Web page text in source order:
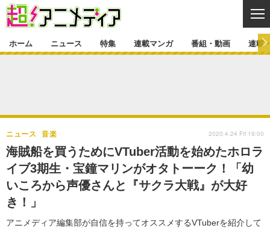
ゲーム・アプリ マンガ
グッズ イベント
声優 コスプレ
特集一覧 カバー
ラキりす
連載マンガ
連載マンガ一覧 連載一覧
番組・動画
番組・動画一覧 ラジオ
動画
連載・ブログ
連載・ブログ一覧 コラム
編集部ブログ・お知らせ
ホーム ニュース 特集 連載マンガ 番組・動画 連載
海賊船を買うためにVTuber活動を始めたホロラ
イブ3期生・宝鐘マリンがオタトーーク！「幼
いころから声優さんと『サクラ大戦』が大好
き！」
アニメディア編集部が自信を持ってオススメするVTuberを紹介して
ニュース 音楽 2020.4.24 Fri 19:00